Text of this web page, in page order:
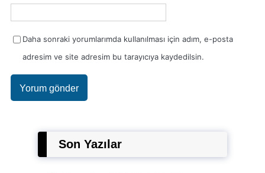
Daha sonraki yorumlarımda kullanılması için adım, e-posta
adresim ve site adresim bu tarayıcıya kaydedilsin.
Son Yazılar